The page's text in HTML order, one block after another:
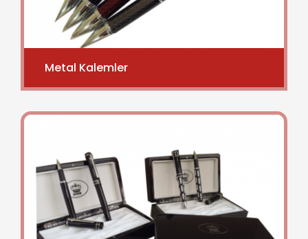
Metal Kalemler